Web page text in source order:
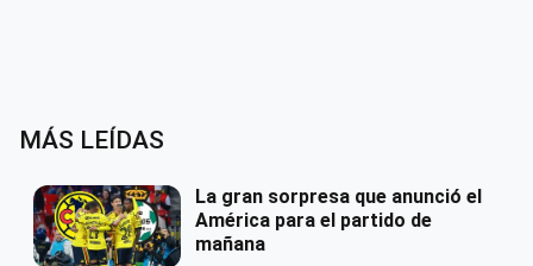
MÁS LEÍDAS
La gran sorpresa que anunció el
América para el partido de
mañana